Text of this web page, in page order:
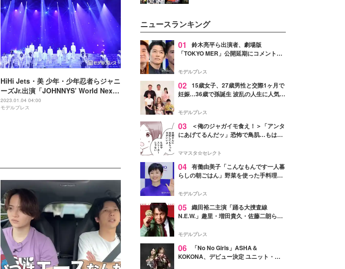
HiHi Jets・美 少年・少年忍者らジャニ
ーズJr.出演「JOHNNYS’ World Next
Stage」開幕 50人が見せた覚悟と“生ま
れ変わり”の瞬間＜ゲネプロレポ＞
2023.01.04 04:00
モデルプレス
ニュースランキング
01
鈴木亮平ら出演者、劇場版
「TOKYO MER」公開延期にコメント
最大の敬意とエールを」
モデルプレス
02 15歳女子、27歳男性と交際1ヶ月で
妊娠…36歳で孫誕生 波乱の人生に人気タ
よ！」
モデルプレス
03
＜俺のジャガイモ食え！＞「アンタ
にあげてるんだッ」恐怖で鳥肌…もはや
ママスタ☆セレクト
04 有働由美子「こんなもんです一人暮
らしの朝ごはん」野菜を使った手料理公
そう」と反響
モデルプレス
05 織田裕二主演「踊る大捜査線
N.E.W.」趣里・増田貴久・佐藤二朗ら新
徴する“謎のキーワード”も
モデルプレス
06
「No No Girls」ASHA＆
KOKONA、デビュー決定 ユニット・